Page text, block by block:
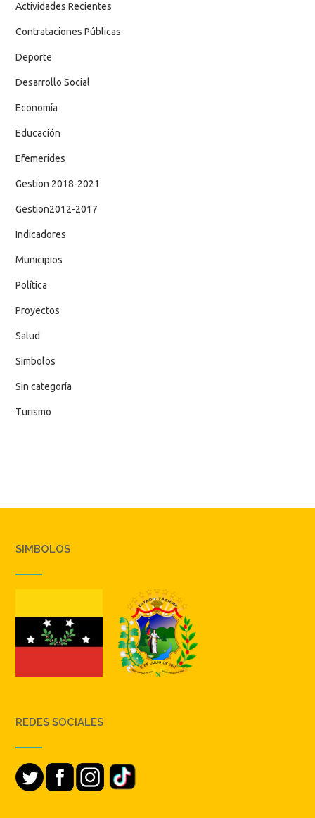
Actividades Recientes
Contrataciones Públicas
Deporte
Desarrollo Social
Economía
Educación
Efemerides
Gestion 2018-2021
Gestion2012-2017
Indicadores
Municipios
Política
Proyectos
Salud
Simbolos
Sin categoría
Turismo
SIMBOLOS
REDES SOCIALES